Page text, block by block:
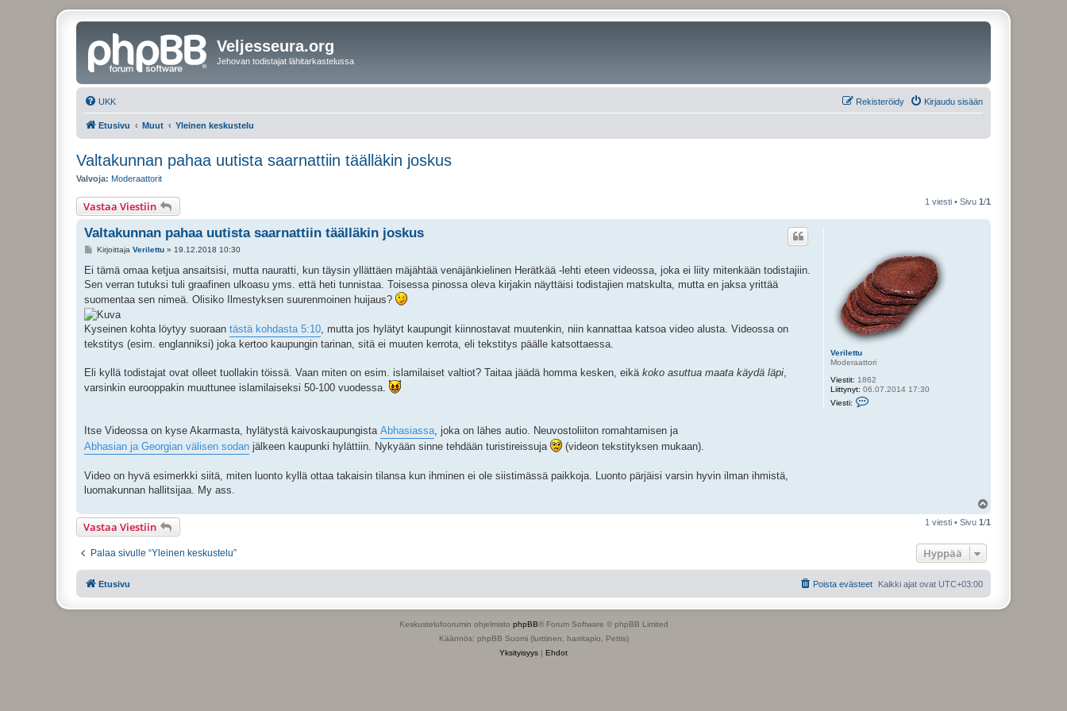
Veljesseura.org
Jehovan todistajat lähitarkastelussa
UKK Kirjaudu sisään
Rekisteröidy
Etusivu Muut Yleinen keskustelu
Valtakunnan pahaa uutista saarnattiin täälläkin joskus
Valvoja: Moderaattorit
Vastaa Viestiin 1 viesti • Sivu 1/1
Verilettu
Moderaattori
Viestit: 1862
Liittynyt: 06.07.2014 17:30
Viesti:
Valtakunnan pahaa uutista saarnattiin täälläkin joskus
V
e
t
i
Kirjoittaja Verilettu» 19.12.2018 10:30
Ei tämä omaa ketjua ansaitsisi, mutta nauratti, kun täysin yllättäen mäjähtää venäjänkielinen Herätkää -lehti eteen videossa, joka ei liity mitenkään todistajiin.
Sen verran tutuksi tuli graafinen ulkoasu yms. että heti tunnistaa. Toisessa pinossa oleva kirjakin näyttäisi todistajien matskulta, mutta en jaksa yrittää
suomentaa sen nimeä. Olisiko Ilmestyksen suurenmoinen huijaus?
Kyseinen kohta löytyy suoraan tästä kohdasta 5:10 , mutta jos hylätyt kaupungit kiinnostavat muutenkin, niin kannattaa katsoa video alusta. Videossa on
tekstitys (esim. englanniksi) joka kertoo kaupungin tarinan, sitä ei muuten kerrota, eli tekstitys päälle katsottaessa.
Eli kyllä todistajat ovat olleet tuollakin töissä. Vaan miten on esim. islamilaiset valtiot? Taitaa jäädä homma kesken, eikä koko asuttua maata käydä läpi
varsinkin eurooppakin muuttunee islamilaiseksi 50-100 vuodessa.
Itse Videossa on kyse Akarmasta, hylätystä kaivoskaupungista Abhasiassa , joka on lähes autio. Neuvostoliiton romahtamisen ja
Abhasian ja Georgian välisen sodan jälkeen kaupunki hylättiin. Nykyään sinne tehdään turistireissuja (videon tekstityksen mukaan).
Video on hyvä esimerkki siitä, miten luonto kyllä ottaa takaisin tilansa kun ihminen ei ole siistimässä paikkoja. Luonto pärjäisi varsin hyvin ilman ihmistä,
luomakunnan hallitsijaa. My ass.
ö
Vastaa Viestiin 1 viesti • Sivu 1/1
Palaa sivulle “Yleinen keskustelu” Hyppää
Etusivu Kaikki ajat ovat UTC+03:00
Poista evästeet
Keskustelufoorumin ohjelmisto phpBB® Forum Software © phpBB Limited
Käännös: phpBB Suomi (lurttinen, harritapio, Pettis)
Yksityisyys | Ehdot